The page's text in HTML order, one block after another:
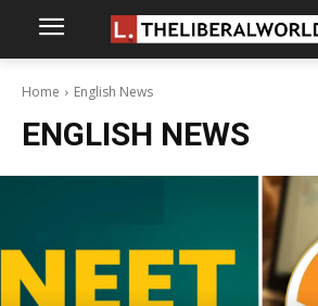
Home English News
ENGLISH NEWS